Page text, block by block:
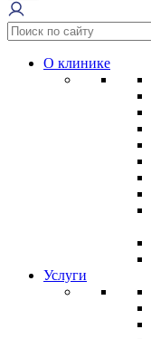
О клинике
Услуги